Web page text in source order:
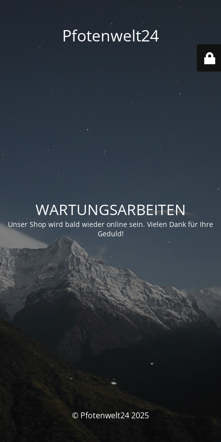
Pfotenwelt24
WARTUNGSARBEITEN
Unser Shop wird bald wieder online sein. Vielen Dank für Ihre
Geduld!
© Pfotenwelt24 2025